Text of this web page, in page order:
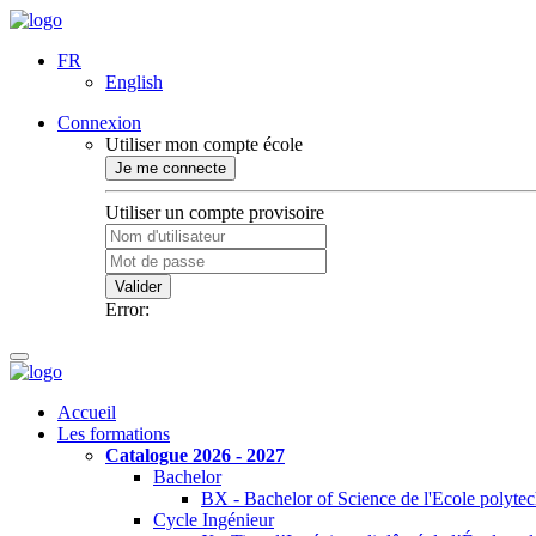
FR
English
Connexion
Utiliser mon compte école
Je me connecte
Utiliser un compte provisoire
Valider
Error:
Accueil
Les formations
Catalogue 2026 - 2027
Bachelor
BX - Bachelor of Science de l'Ecole
Cycle Ingénieur